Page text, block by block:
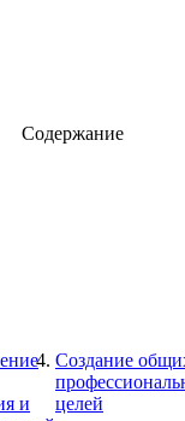
Содержание
и
Создание
целей